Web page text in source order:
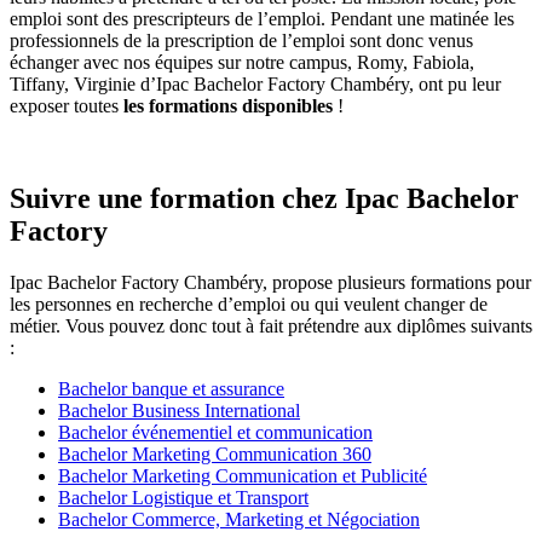
emploi sont des prescripteurs de l’emploi. Pendant une matinée les
professionnels de la prescription de l’emploi sont donc venus
échanger avec nos équipes sur notre campus, Romy, Fabiola,
Tiffany, Virginie d’Ipac Bachelor Factory Chambéry, ont pu leur
exposer toutes les formations disponibles !
Suivre une formation chez Ipac Bachelor
Factory
Ipac Bachelor Factory Chambéry, propose plusieurs formations pour
les personnes en recherche d’emploi ou qui veulent changer de
métier. Vous pouvez donc tout à fait prétendre aux diplômes suivants
:
Bachelor banque et assurance
Bachelor Business International
Bachelor événementiel et communication
Bachelor Marketing Communication 360
Bachelor Marketing Communication et Publicité
Bachelor Logistique et Transport
Bachelor Commerce, Marketing et Négociation